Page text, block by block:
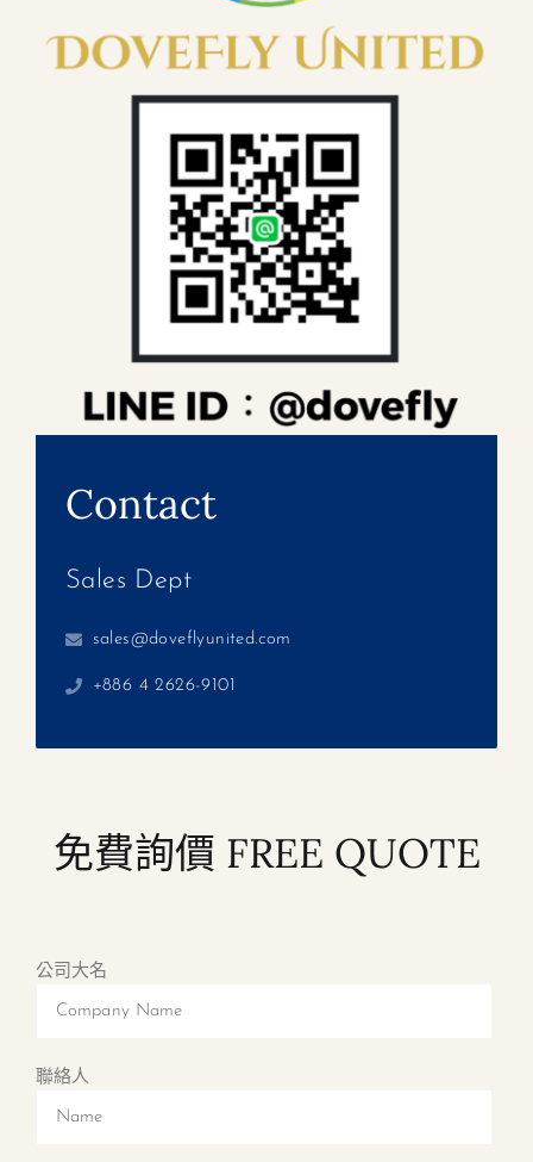
Contact
Sales Dept
sales@doveflyunited.com
+886 4 2626-9101
免費詢價 FREE QUOTE
公司大名
聯絡人